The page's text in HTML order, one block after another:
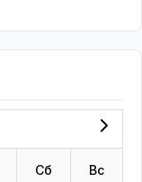
Сб Вс